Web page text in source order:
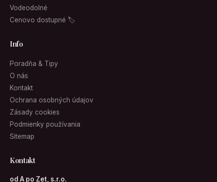
Vodeodolné
Cenovo dostupné 🏷
Info
Poradňa & Tipy
O nás
Kontakt
Ochrana osobných údajov
Zásady cookies
Podmienky používania
Sitemap
Kontakt
od A po Zet, s.r.o.